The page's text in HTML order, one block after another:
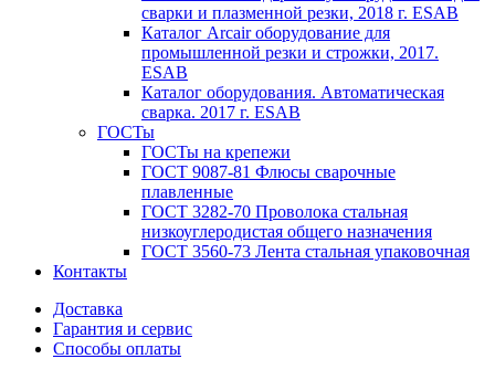
сварки и плазменной резки, 2018 г. ESAB
Каталог Arcair оборудование для
промышленной резки и строжки, 2017.
ESAB
Каталог оборудования. Автоматическая
сварка. 2017 г. ESAB
ГОСТы
ГОСТы на крепежи
ГОСТ 9087-81 Флюсы сварочные
плавленные
ГОСТ 3282-70 Проволока стальная
низкоуглеродистая общего назначения
ГОСТ 3560-73 Лента стальная упаковочная
Контакты
Доставка
Гарантия и сервис
Способы оплаты